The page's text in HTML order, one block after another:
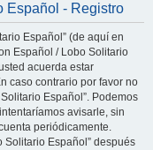
Español - Registro
Español” (de aquí en
Español / Lobo Solitario
acuerda estar
caso contrario por favor no
Español”. Podemos
avisarle, sin
periódicamente.
Solitario Español” después